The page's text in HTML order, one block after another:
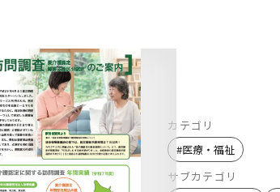
カテゴリ
#医療・福祉
サブカテゴリ